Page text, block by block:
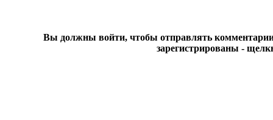
Вы должны войти, чтобы отправлять комментарии
зарегистрированы -